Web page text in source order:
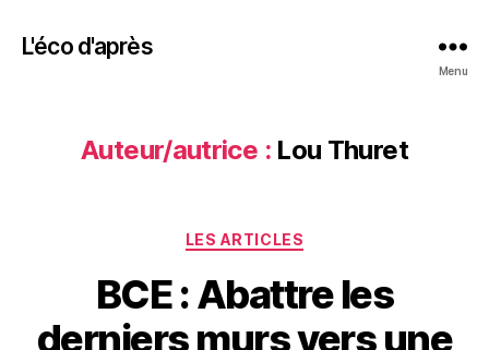
L'éco d'après
Menu
Auteur/autrice : Lou Thuret
Catégories
LES ARTICLES
BCE : Abattre les
derniers murs vers une